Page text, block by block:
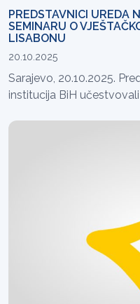
PREDSTAVNICI UREDA
SEMINARU O
LISABONU
20.10.2025
Sarajevo, 20.10.2025.
institucija BiH učestvovali